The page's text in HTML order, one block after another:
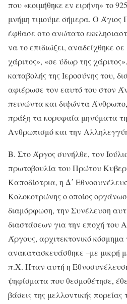
που «κοιμήθηκε εν ειρήνη» το
μνήμη τιμούμε σήμερα. Ο Άγιος
έφθασε στο ανώτατο
να το επιδιώξει, αναδείχθηκε σε
χάριτος», «σε ύδωρ της
καταβολής της Ιεροσύνης του,
αφιέρωσε τον εαυτό του στον
πεινώντα και διψώντα
πράξη τα κορυφαία μηνύματα
Ανθρωπισμό και την
Β. Στο Άργος συνήλθε, τον
πρωτοβουλία του Πρώτου
Καποδίστρια, η Δ΄
Κολοκοτρώνης ο οποίος
διαμόρφωση, την Συνέλευση
διαστάσεων για την εποχή του
Άργους, αρχιτεκτονικό
ανακατασκευάσθηκε –με μικρή
π.Χ. Ήταν αυτή η
ψηφίσματα που θεσμοθέτησε,
βάσεις της μελλοντικής